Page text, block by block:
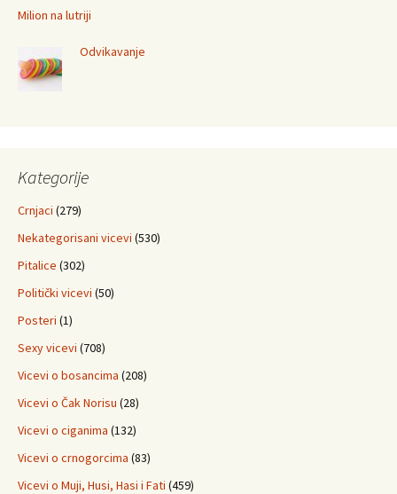
Milion na lutriji
Odvikavanje
Kategorije
Crnjaci (279)
Nekategorisani vicevi (530)
Pitalice (302)
Politički vicevi (50)
Posteri (1)
Sexy vicevi (708)
Vicevi o bosancima (208)
Vicevi o Čak Norisu (28)
Vicevi o ciganima (132)
Vicevi o crnogorcima (83)
Vicevi o Muji, Husi, Hasi i Fati (459)